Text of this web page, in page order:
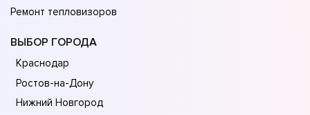
Ремонт тепловизоров
ВЫБОР ГОРОДА
Краснодар
Ростов-на-Дону
Нижний Новгород